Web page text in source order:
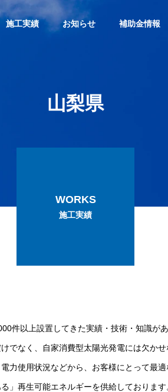
施工実績 お知らせ 補助金情報
経営理念
選ばれる理由
REASON
山梨県
WORKS
施工実績
件以上設置してきた実績・技術・知識が
でなく、自家消費型太陽光発電には欠か
力使用状況などから、お客様にとって最
」再生可能エネルギーを供給しております